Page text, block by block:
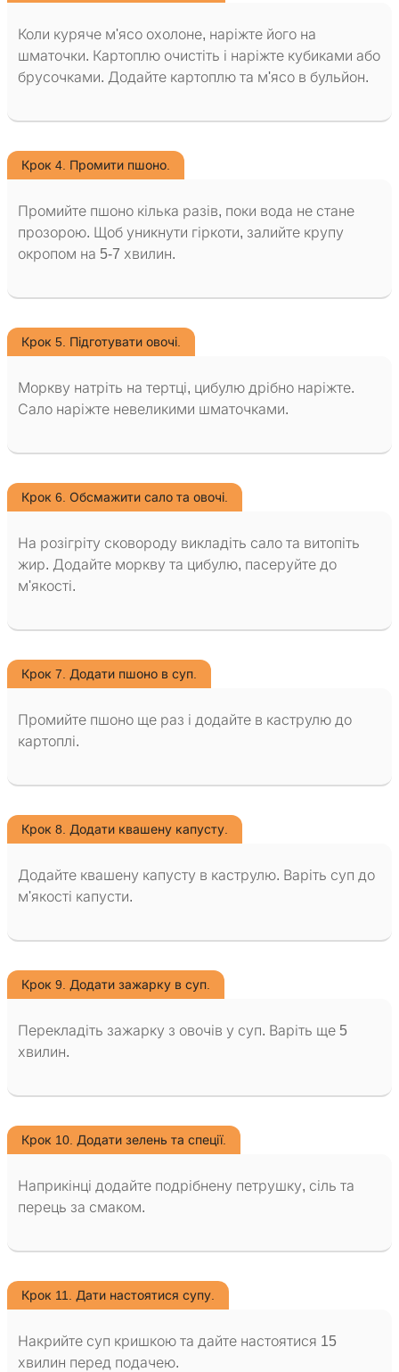
Коли куряче м'ясо охолоне, наріжте його на
шматочки. Картоплю очистіть і наріжте кубиками або
брусочками. Додайте картоплю та м'ясо в бульйон.
Крок 4. Промити пшоно.
Промийте пшоно кілька разів, поки вода не стане
прозорою. Щоб уникнути гіркоти, залийте крупу
окропом на 5-7 хвилин.
Крок 5. Підготувати овочі.
Моркву натріть на тертці, цибулю дрібно наріжте.
Сало наріжте невеликими шматочками.
Крок 6. Обсмажити сало та овочі.
На розігріту сковороду викладіть сало та витопіть
жир. Додайте моркву та цибулю, пасеруйте до
м'якості.
Крок 7. Додати пшоно в суп.
Промийте пшоно ще раз і додайте в каструлю до
картоплі.
Крок 8. Додати квашену капусту.
Додайте квашену капусту в каструлю. Варіть суп до
м'якості капусти.
Крок 9. Додати зажарку в суп.
Перекладіть зажарку з овочів у суп. Варіть ще 5
хвилин.
Крок 10. Додати зелень та спеції.
Наприкінці додайте подрібнену петрушку, сіль та
перець за смаком.
Крок 11. Дати настоятися супу.
Накрийте суп кришкою та дайте настоятися 15
хвилин перед подачею.